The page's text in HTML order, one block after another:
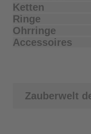
Ketten
Ringe
Ohrringe
Accessoires
Zauberwelt